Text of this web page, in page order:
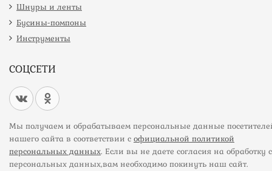
Шнуры и ленты
Бусины-помпоны
Инструменты
СОЦСЕТИ
Мы получаем и обрабатываем персональные данные
нашего сайта в соответствии с официальной политикой
персональных данных. Если вы не даете согласия на обработку
персональных данных,вам необходимо покинуть наш сайт.